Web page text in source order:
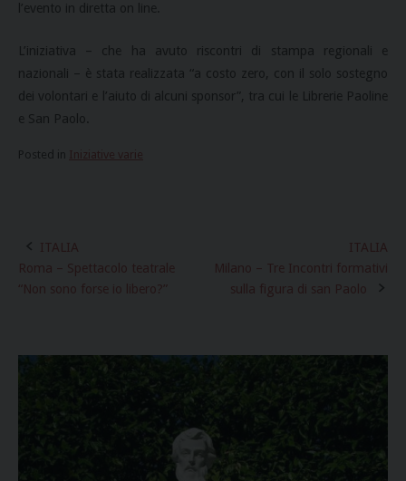
l’evento in diretta on line.
L’iniziativa – che ha avuto riscontri di stampa regionali e
nazionali – è stata realizzata “a costo zero, con il solo sostegno
dei volontari e l’aiuto di alcuni sponsor”, tra cui le Librerie Paoline
e San Paolo.
Posted in Iniziative varie
Post
navigation
ITALIA
Roma – Spettacolo teatrale
“Non sono forse io libero?”
ITALIA
Milano – Tre Incontri formativi
sulla figura di san Paolo